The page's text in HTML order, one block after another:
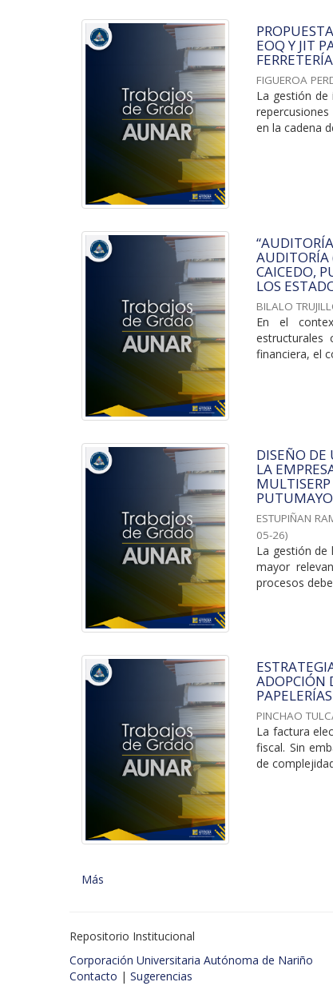
EOQ Y JIT
FIGUEROA
La gestión de
en la cadena
AUDITORÍA
CAICEDO,
LOS
BILALO
En el
estructurales
financiera, el
DISEÑO DE
LA
ESTUPIÑAN
05-26)
La gestión de
mayor
procesos
ADOPCIÓN
PINCHAO
La factura
fiscal. Sin
de
Más
Repositorio Institucional
Corporación Universitaria Autónoma de Nariño
Contacto | Sugerencias